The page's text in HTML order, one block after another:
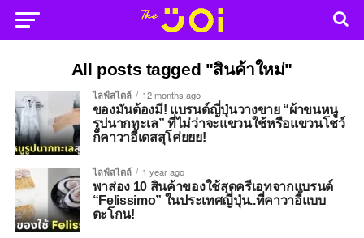
All posts tagged "สินค้าใหม่"
ไลฟ์สไตล์ 12 months ago
ของมันต้องมี! แบรนด์ญี่ปุ่นวางขาย “ผ้าขนหนู
รูปนากทะเล” ที่ไม่ว่าจะแขวนใช้หรือแขวนโชว์
ก็คาวาอี้เดสสุโค่ยยย!
ไลฟ์สไตล์ 1 year ago
พาส่อง 10 สินค้าของใช้สุดครีเอทจากแบรนด์
“Felissimo” ในประเทศญี่ปุ่น..ที่คาวาอี้แบบ
ตะโกน!